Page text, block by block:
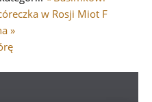
w Rosji Miot F
»